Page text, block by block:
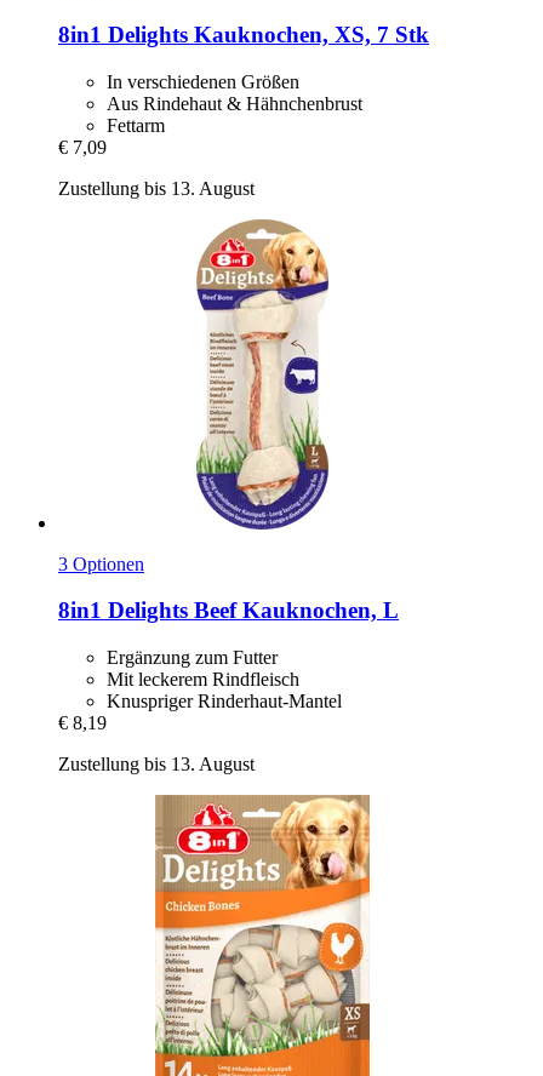
8in1 Delights Kauknochen, XS, 7 Stk
In verschiedenen Größen
Aus Rindehaut & Hähnchenbrust
Fettarm
€ 7,09
Zustellung bis 13. August
3 Optionen
8in1 Delights Beef Kauknochen, L
Ergänzung zum Futter
Mit leckerem Rindfleisch
Knuspriger Rinderhaut-Mantel
€ 8,19
Zustellung bis 13. August